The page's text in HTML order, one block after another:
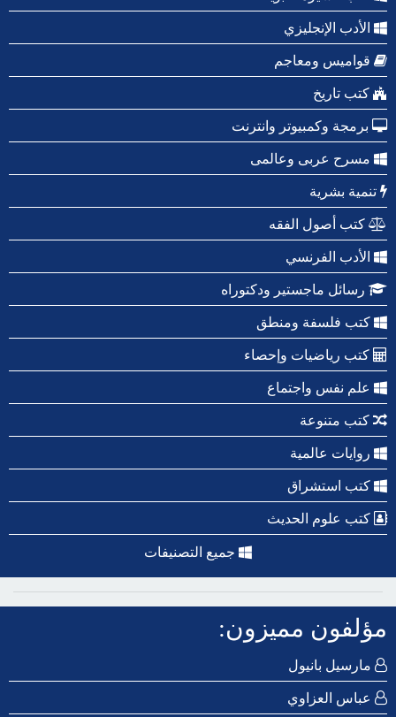
الأدب الإنجليزي
قواميس ومعاجم
كتب تاريخ
برمجة وكمبيوتر وانترنت
مسرح عربى وعالمى
تنمية بشرية
كتب أصول الفقه
الأدب الفرنسي
رسائل ماجستير ودكتوراه
كتب فلسفة ومنطق
كتب رياضيات وإحصاء
علم نفس واجتماع
كتب متنوعة
روايات عالمية
كتب استشراق
كتب علوم الحديث
جميع التصنيفات
مؤلفون مميزون:
مارسيل بانيول
عباس العزاوي